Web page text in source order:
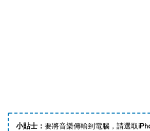
小貼士： 要將音樂傳輸到電腦，請選取